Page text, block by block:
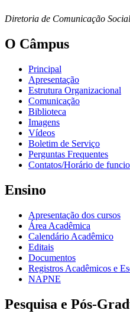
Diretoria de Comunicação
O Câmpus
Principal
Apresentação
Estrutura Organizacional
Comunicação
Biblioteca
Imagens
Vídeos
Boletim de Serviço
Perguntas Frequentes
Contatos/Horário de
Ensino
Apresentação dos cursos
Área Acadêmica
Calendário Acadêmico
Editais
Documentos
Registros Acadêmicos e
NAPNE
Pesquisa e Pós-